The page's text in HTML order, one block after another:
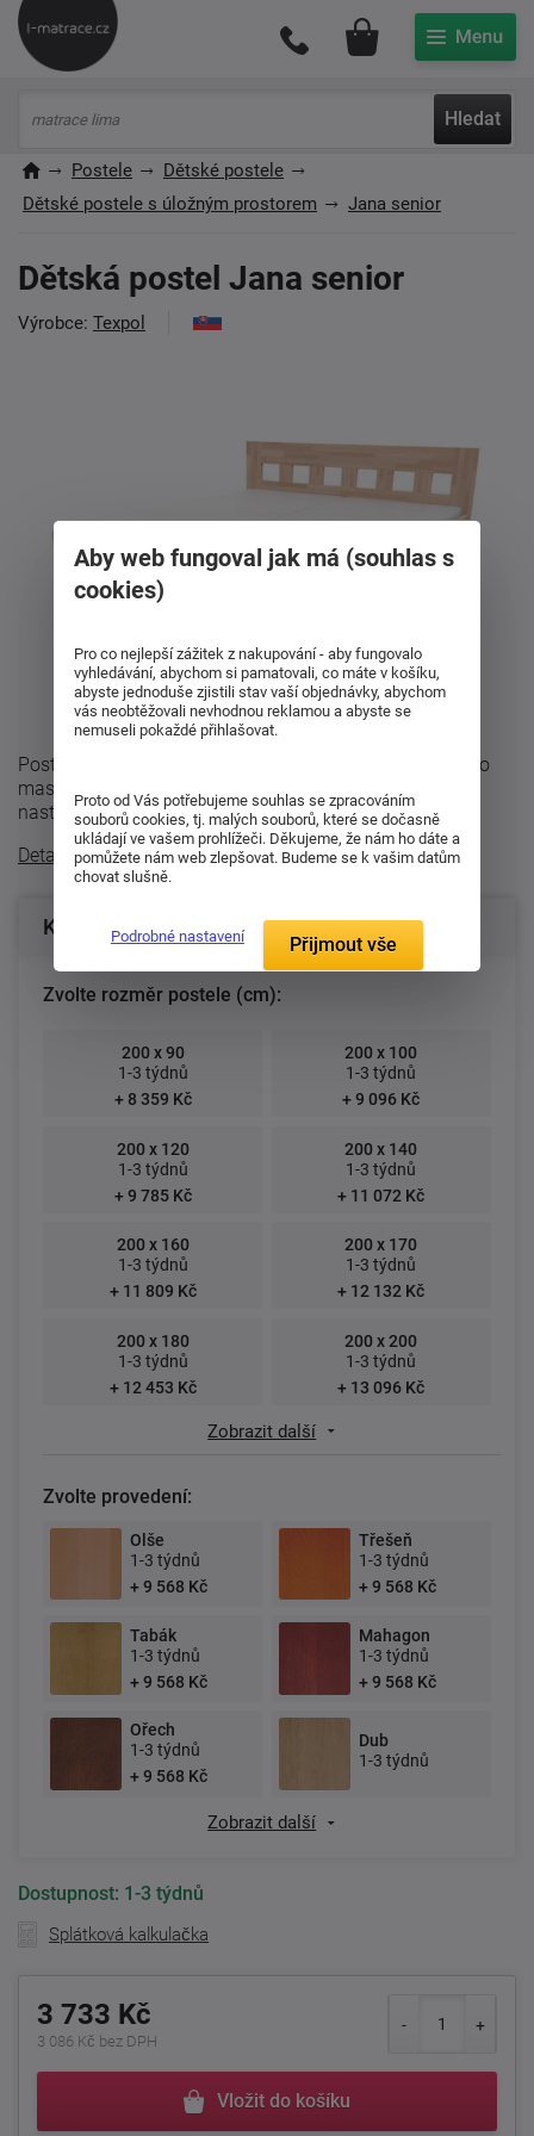
Hledat
Můj účet
Postele
Dětské postele
Dětské postele s úložným prostorem
Jana senior
Dětská postel Jana senior
Výrobce: Texpol
Postel Jana senior se vyrábí z bukového nebo dubového
masivu o síle 27 mm. Postel se dodává s kvalitním
nastavitelným (umožňuje nastavení ...
Detailní popis
Konfigurace produktu
Zvolte rozměr postele (cm):
200 x 90
1-3 týdnů
+ 8 359 Kč
200 x 100
1-3 týdnů
+ 9 096 Kč
200 x 120
1-3 týdnů
+ 9 785 Kč
200 x 140
1-3 týdnů
+ 11 072 Kč
200 x 160
1-3 týdnů
+ 11 809 Kč
200 x 170
1-3 týdnů
+ 12 132 Kč
200 x 180
1-3 týdnů
+ 12 453 Kč
200 x 200
1-3 týdnů
+ 13 096 Kč
Zobrazit další
Zvolte provedení:
Olše
1-3 týdnů
+ 9 568 Kč
Třešeň
1-3 týdnů
+ 9 568 Kč
Tabák
1-3 týdnů
+ 9 568 Kč
Mahagon
1-3 týdnů
+ 9 568 Kč
Ořech
1-3 týdnů
+ 9 568 Kč
Dub
1-3 týdnů
Zobrazit další
Dostupnost: 1-3 týdnů
Splátková kalkulačka
3 733 Kč
3 086 Kč bez DPH
Vložit do košíku
Aby web fungoval jak má (souhlas s
cookies)
Pro co nejlepší zážitek z nakupování - aby fungovalo
vyhledávání, abychom si pamatovali, co máte v košíku,
abyste jednoduše zjistili stav vaší objednávky, abychom
vás neobtěžovali nevhodnou reklamou a abyste se
nemuseli pokaždé přihlašovat.
Proto od Vás potřebujeme souhlas se zpracováním
souborů cookies, tj. malých souborů, které se dočasně
ukládají ve vašem prohlížeči. Děkujeme, že nám ho dáte a
pomůžete nám web zlepšovat. Budeme se k vašim datům
chovat slušně.
Podrobné nastavení Přijmout vše